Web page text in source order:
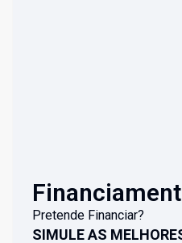
Pretende Financiar?
SIMULE AS